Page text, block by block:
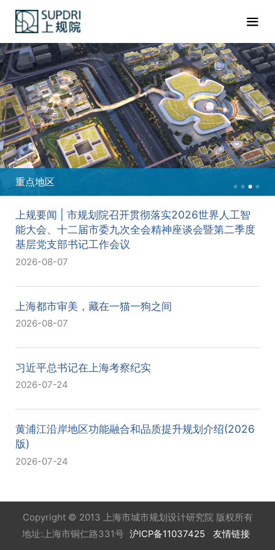
重点地区
上规要闻 | 市规划院召开贯彻落实2026世界人工智
能大会、十二届市委九次全会精神座谈会暨第二季度
基层党支部书记工作会议
2026-08-07
上海都市审美，藏在一猫一狗之间
2026-08-07
习近平总书记在上海考察纪实
2026-07-24
黄浦江沿岸地区功能融合和品质提升规划介绍(2026
版)
2026-07-24
Copyright © 2013 上海市城市规划设计研究院 版权所有
地址:上海市铜仁路331号 沪ICP备11037425 友情链接